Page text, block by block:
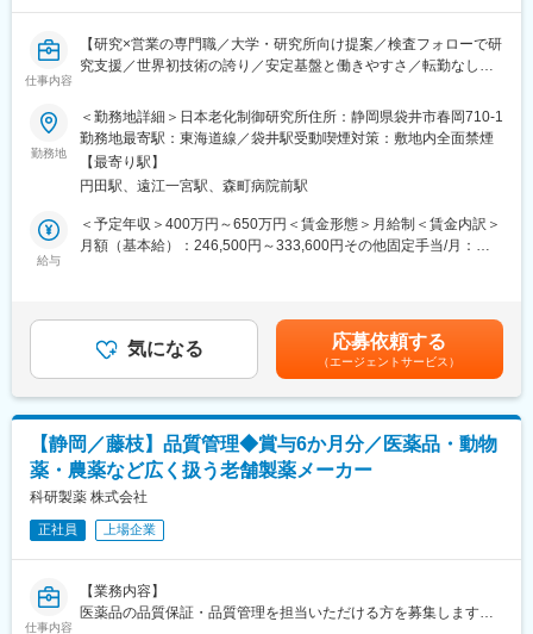
・新規分析項目の開発・検討
※同社の主力製品であるDNA酸化損傷測定キットを活用した、研
究寄りの検査も行います。
■組織構成
・配属先：日本老化制御研究所（袋井市）
・部門人数：約5名（20～40代中心）
・風通しがよく、分析・開発部門とも連携しながら働ける環境で
■魅力
◎ワークライフバランス
残業はほぼなく、年間休日122日。定時で帰れる日も多く、家庭
や自分の時間を大切にできます。
◎安定した経営基盤
アンテスグループの一員として経営が安定。グループ各社の研
究・開発力を活かし、長期的に働ける体制があります。
仕事内容
【研究×営業の専門職／大学・研究所向け提案／検査フォローで研
究支援／世界初技術の誇り／安定基盤と働きやすさ／転勤なし／
～こんな方におススメ！～
◇科学的知識を活かしながら営業をしたい方
◇研究者と近い距離で社会貢献を実感したい方
◇腰を据えて専門性を深めたい方
化分野の研究用試薬を国内外の研究機関に提供。医学・薬学・生
化学・食品など多分野で利用され、健康長寿社会の実現に寄与し
ています。アンテスグループの一員として安定した経営基盤を誇
■業務内容
酸化ストレス・抗酸化性を測定する研究用試薬やELISAキットの
営業および学術フォローをお任せします。
営業として製品を提案しながら、研究支援のパートナーとして科
学的サポートも行うポジションです。
◎業務詳細
・酸化ストレス・抗酸化性を測定するバイオマーカー等、研究用
試薬の学術営業を担当
・新規顧客への提案および既存取引先（大学・研究所・検査会社
勤務地
＜勤務地詳細＞日本老化制御研究所住所：静岡県袋井市春岡710-1
勤務地最寄駅：東海道線／袋井駅受動喫煙対策：敷地内全面禁煙
【最寄り駅】
円田駅、遠江一宮駅、森町病院前駅
給与
＜予定年収＞400万円～650万円＜賃金形態＞月給制＜賃金内訳＞
月額（基本給）：246,500円～333,600円その他固定手当/月：
業手当＞有＜給与補足＞固定手当内訳：住宅手当15,000円/月、食
事手当5,000円/月賃金はあくまでも目安の金額であり、選考を通
じて上下する可能性があります。月給(月額)は固定手当を含めた表
記です。
気になる 応募依頼する
（エージェントサービス）
【静岡／藤枝】品質管理◆賞与6か月分／医薬品・動物
薬・農薬など広く扱う老舗製薬メーカー
科研製薬 株式会社
正社員 上場企業
仕事内容
【業務内容】
医薬品の品質保証・品質管理を担当いただける方を募集します。